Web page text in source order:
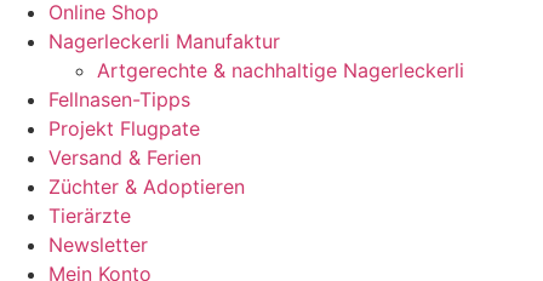
Online Shop
Nagerleckerli Manufaktur
Artgerechte & nachhaltige Nagerleckerli
Fellnasen-Tipps
Projekt Flugpate
Versand & Ferien
Züchter & Adoptieren
Tierärzte
Newsletter
Mein Konto